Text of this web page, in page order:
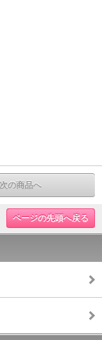
次の商品へ
ページの先頭へ戻る